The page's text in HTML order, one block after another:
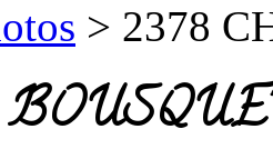
> 2378